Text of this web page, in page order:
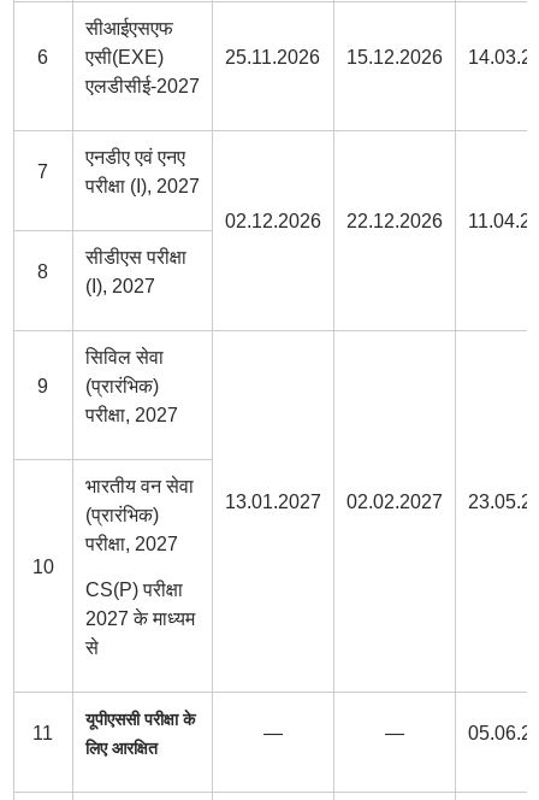
6
सीआईएसएफ
एसी(EXE)
एलडीसीई-2027
25.11.2026 15.12.2026
7
एनडीए एवं एनए
परीक्षा (I), 2027
02.12.2026
22.12.2026
8
सीडीएस परीक्षा
(I), 2027
9
सिविल सेवा
(प्रारंभिक)
परीक्षा, 2027
13.01.2027 02.02.2027
10
भारतीय वन सेवा
(प्रारंभिक)
परीक्षा, 2027
CS(P) परीक्षा
2027 के माध्यम
से
11
यूपीएससी परीक्षा के
लिए आरक्षित
— —